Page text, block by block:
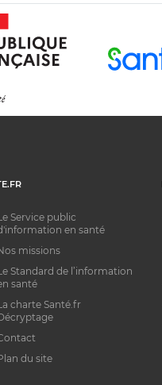
Service public
en santé
missions
Standard de l’information
santé
charte Santé.fr
du site